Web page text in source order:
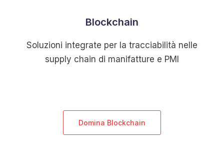
Blockchain
Soluzioni integrate per la tracciabilità nelle
supply chain di manifatture e PMI
Domina Blockchain